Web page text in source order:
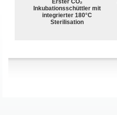
Erster CO₂
Inkubationsschüttler mit
integrierter 180°C
Sterilisation